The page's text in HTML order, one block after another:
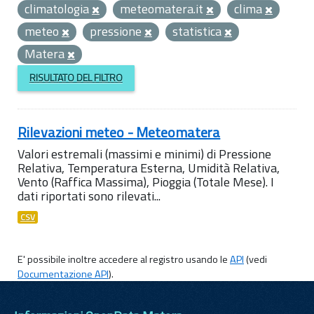
climatologia
meteomatera.it
clima
meteo
pressione
statistica
Matera
RISULTATO DEL FILTRO
Rilevazioni meteo - Meteomatera
Valori estremali (massimi e minimi) di Pressione
Relativa, Temperatura Esterna, Umidità Relativa,
Vento (Raffica Massima), Pioggia (Totale Mese). I
dati riportati sono rilevati...
CSV
E' possibile inoltre accedere al registro usando leAPI(vedi
Documentazione API).